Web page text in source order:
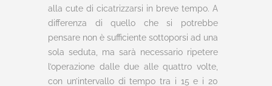
alla cute di cicatrizzarsi in breve tempo. A
differenza di quello che si potrebbe
pensare non è sufficiente sottoporsi ad una
sola seduta, ma sarà necessario ripetere
l’operazione dalle due alle quattro volte,
con un’intervallo di tempo tra i 15 e i 20